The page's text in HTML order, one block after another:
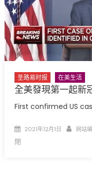
圣路易时报 在美生活
全美發現第一起
First confirmed US
Posted
2021年12月1日 网站
閉